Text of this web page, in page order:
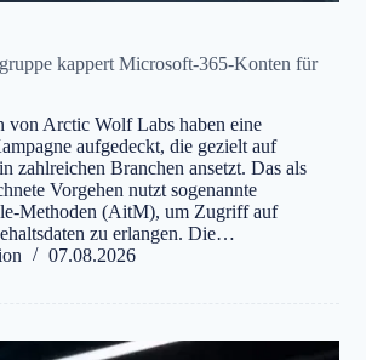
kappert Microsoft-365-Konten für
von Arctic Wolf Labs haben eine
aufgedeckt, die gezielt auf
zahlreichen Branchen ansetzt. Das als
Vorgehen nutzt sogenannte
Methoden (AitM), um Zugriff auf
zu erlangen. Die…
07.08.2026